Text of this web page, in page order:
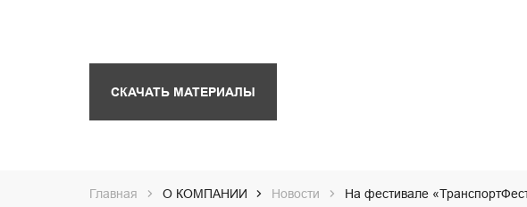
СКАЧАТЬ МАТЕРИАЛЫ
Главная О КОМПАНИИ Новости На фестивале